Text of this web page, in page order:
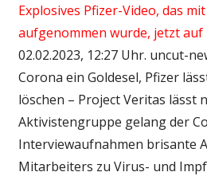
Explosives Pfizer-Video, das
aufgenommen wurde, jetzt auf
02.02.2023, 12:27 Uhr. uncut-
Corona ein Goldesel, Pfizer
löschen – Project Veritas lässt
Aktivistengruppe gelang der
Interviewaufnahmen brisante
Mitarbeiters zu Virus- und